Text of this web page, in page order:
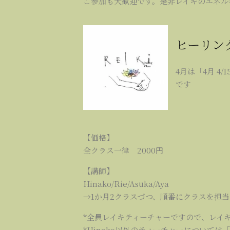
ヒーリ
4月は「4月 4/
です
【価格】
全クラス一律 2000円
【講師】
Hinako/Rie/Asuka/Aya
→1か月2クラスづつ、順番にクラスを担
*全員レイキティーチャーですので、レイ